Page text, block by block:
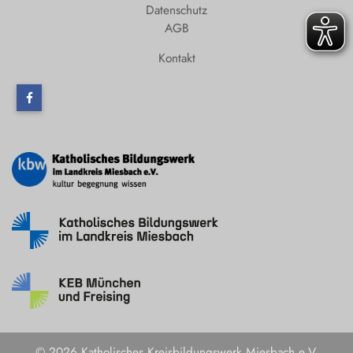
Datenschutz
AGB
Kontakt